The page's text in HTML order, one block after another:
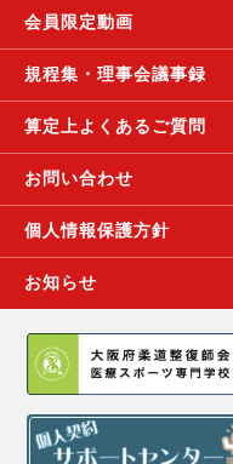
会員限定動画
規程集・理事会議事録
算定上よくあるご質問
お問い合わせ
個人情報保護方針
お知らせ